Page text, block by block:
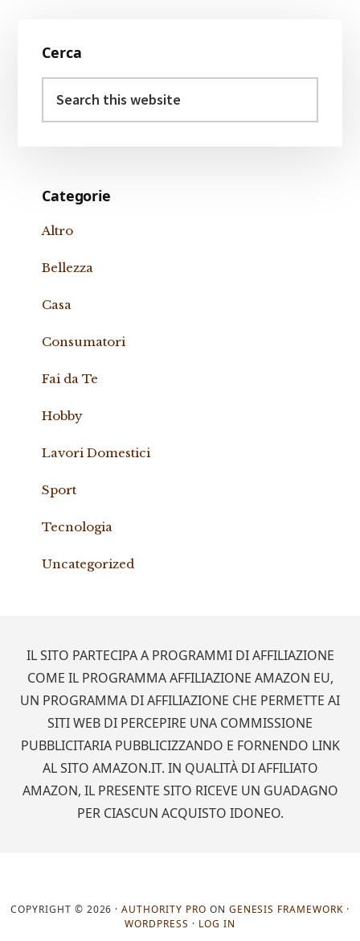
Sidebar
Cerca
this
Categorie
Altro
Bellezza
Casa
Consumatori
Fai da Te
Hobby
Lavori Domestici
Sport
Tecnologia
Uncategorized
IL SITO PARTECIPA A PROGRAMMI DI AFFILIAZIONE
COME IL PROGRAMMA AFFILIAZIONE AMAZON EU,
UN PROGRAMMA DI AFFILIAZIONE CHE PERMETTE AI
SITI WEB DI PERCEPIRE UNA COMMISSIONE
PUBBLICITARIA PUBBLICIZZANDO E FORNENDO LINK
AL SITO AMAZON.IT. IN QUALITÀ DI AFFILIATO
AMAZON, IL PRESENTE SITO RICEVE UN GUADAGNO
PER CIASCUN ACQUISTO IDONEO.
COPYRIGHT © 2026 ·AUTHORITY PRO ON GENESIS FRAMEWORK·
WORDPRESS · LOG IN